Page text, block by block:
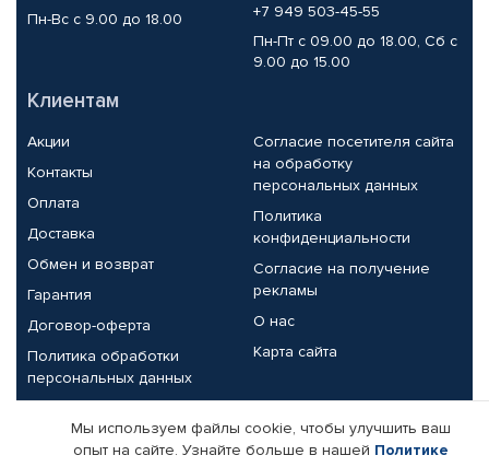
Пн-Вс с 9.00 до 18.00
+7 949 503-45-55
Пн-Пт с 09.00 до 18.00, Сб с
9.00 до 15.00
Клиентам
Акции
Контакты
Оплата
Доставка
Обмен и возврат
Гарантия
Договор-оферта
Политика обработки
персональных данных
Согласие посетителя сайта
на обработку
персональных данных
Политика
конфиденциальности
Согласие на получение
рекламы
О нас
Карта сайта
Партнерам
Мы используем файлы cookie, чтобы улучшить ваш
опыт на сайте. Узнайте больше в нашей Политике